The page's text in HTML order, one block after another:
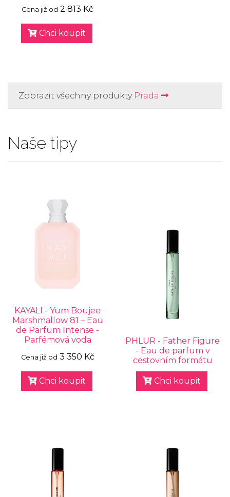
Cena již od 2 813 Kč
Chci koupit
Zobrazit všechny produkty Prada
Naše tipy
KAYALI - Yum Boujee
Marshmallow 81 – Eau
de Parfum Intense -
Parfémová voda
Cena již od 3 350 Kč
Chci koupit
PHLUR - Father Figure
- Eau de parfum v
cestovním formátu
Chci koupit